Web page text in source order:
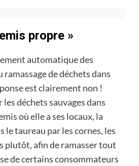
propre »
automatique des
ramassage de déchets dans
est clairement non !
les déchets sauvages dans
où elle a ses locaux, la
le taureau par les cornes, les
plutôt, afin de ramasser tout
de certains consommateurs